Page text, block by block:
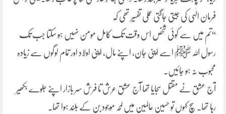
فرمان الٰہی کی جیتی جاگتی عملی تفسیر تھی کہ
“تم میں سے کوئی شخص اس وقت تک کامل مومن نہیں ہو سکتا جب تک
رسول اللہ ﷺ اسے اپنی جان، اپنے مال، اپنی اولاد اور تمام لوگوں سے زیادہ
محبوب نہ ہو جائیں۔
آج عشق نے مقتل سجایا تھا آج عشق عرش تا فرش سر بازار اپنے جلوے بکھیر
رہا تھا۔ سچ کہوں تو حسین عالمین میں لمحہ موجود بن کے بلند ہوا تھا۔